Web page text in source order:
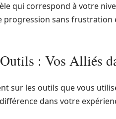
qui correspond à votre
progression sans
: Vos Alliés
sur les outils que vous
dans votre